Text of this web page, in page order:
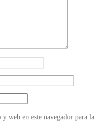
web en este navegador para la